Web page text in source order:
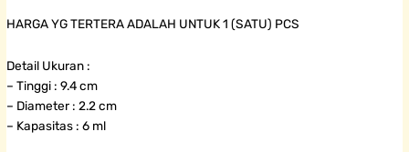
HARGA YG TERTERA ADALAH UNTUK 1 (SATU) PCS
Detail Ukuran :
– Tinggi : 9.4 cm
– Diameter : 2.2 cm
– Kapasitas : 6 ml